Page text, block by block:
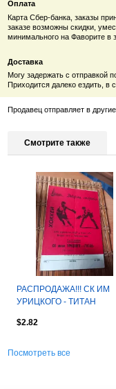
Оплата
Карта Сбер-банка, заказы
заказе возможны скидки,
минимального на Фаворите в
Доставка
Могу задержать с отправкой
Приходится далеко ездить, в
Продавец отправляет в
Смотрите также
РАСПРОДАЖА!!! СК ИМ
УРИЦКОГО - ТИТАН
$2.82
Посмотреть все